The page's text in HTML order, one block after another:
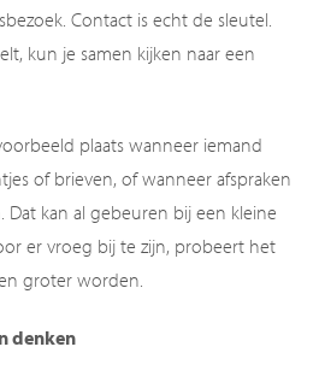
Contact is echt de sleutel.
kun je samen kijken naar een
plaats wanneer iemand
of brieven, of wanneer afspraken
kan al gebeuren bij een kleine
er vroeg bij te zijn, probeert het
groter worden.
denken